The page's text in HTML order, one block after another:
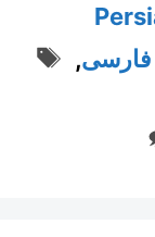
Tags
فارسی,